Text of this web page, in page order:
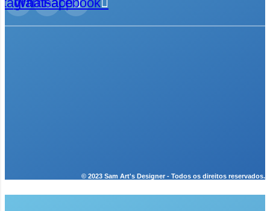
© 2023 Sam Art's Designer - Todos os direitos reservados.